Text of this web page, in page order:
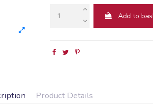
Add to
Product Details